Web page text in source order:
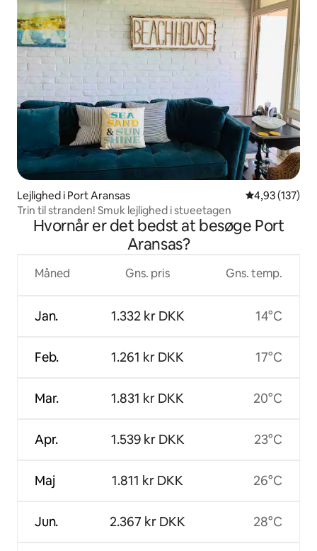
Lejlighed i Port Aransas 4,93 ud af 5 i
4,93 (137)
Trin til stranden! Smuk lejlighed i stueetagen
Hvornår er det bedst at besøge Port
Aransas?
Måned
Jan.
Feb.
Mar.
Apr.
Maj
Jun.
Gns. pris
1.332 kr DKK
1.261 kr DKK
1.831 kr DKK
1.539 kr DKK
1.811 kr DKK
2.367 kr DKK
Gns. temp.
14°C
17°C
20°C
23°C
26°C
28°C